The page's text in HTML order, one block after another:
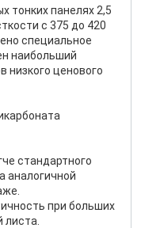
тонких панелях 2,5
с 375 до 420
специальное
наибольший
низкого ценового
стандартного
аналогичной
при больших
листа.